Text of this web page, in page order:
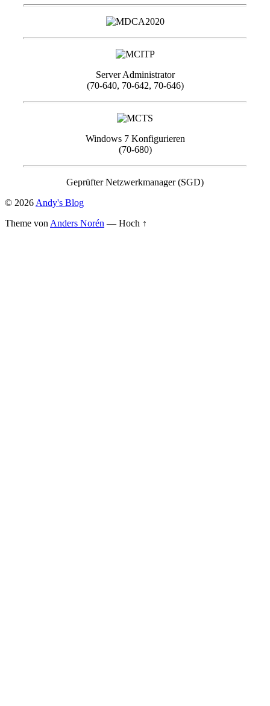
Server Administrator
(70-640, 70-642, 70-646)
Windows 7 Konfigurieren
(70-680)
Geprüfter Netzwerkmanager (SGD)
© 2026 Andy's Blog
Theme von Anders Norén — Hoch ↑